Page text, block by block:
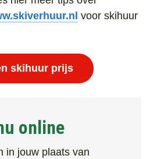
voor skihuur
skihuur prijs
online
in jouw plaats van